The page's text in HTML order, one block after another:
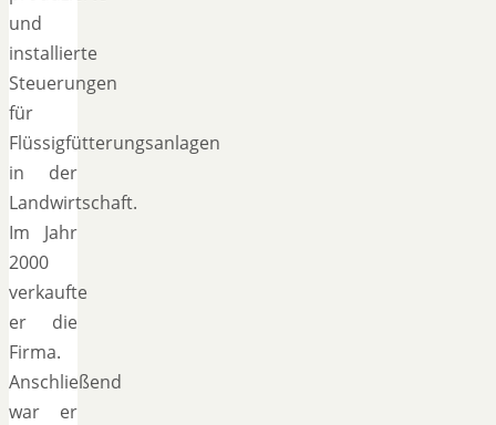
und
installierte
Steuerungen
für
Flüssigfütterungsanlagen
in der
Landwirtschaft.
Im Jahr
2000
verkaufte
er die
Firma.
Anschließend
war er